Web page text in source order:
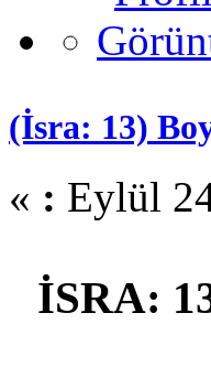
(İsra: 13)
« : Eylül
İSRA: